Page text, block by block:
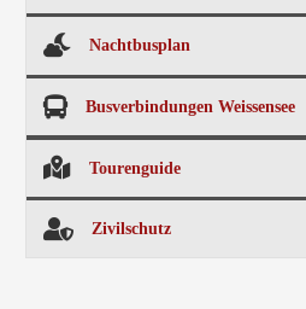
Nachtbusplan
Busverbindungen Weissensee
Tourenguide
Zivilschutz